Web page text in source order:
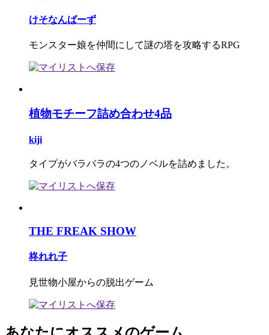
けそなんばーず
モンスター娘を仲間にして謎の塔を攻略するRPG
植物モチーフ詰め合わせ4品
kiji
タイプがバラバラの4つのノベルを詰めました。
THE FREAK SHOW
柊れれ子
見世物小屋からの脱出ゲーム